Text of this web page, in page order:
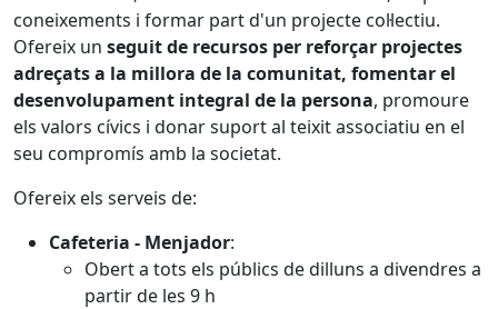
coneixements i formar part d'un projecte col·lectiu.
Ofereix un seguit de recursos per reforçar projectes
adreçats a la millora de la comunitat, fomentar el
desenvolupament integral de la persona, promoure
els valors cívics i donar suport al teixit associatiu en el
seu compromís amb la societat.
Ofereix els serveis de:
Cafeteria - Menjador:
Obert a tots els públics de dilluns a divendres a
partir de les 9 h